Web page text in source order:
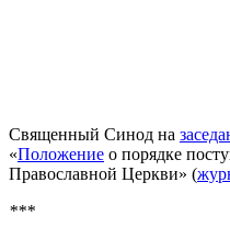
Священный Синод на
«Положение о порядке
Православной Церкви» (
***